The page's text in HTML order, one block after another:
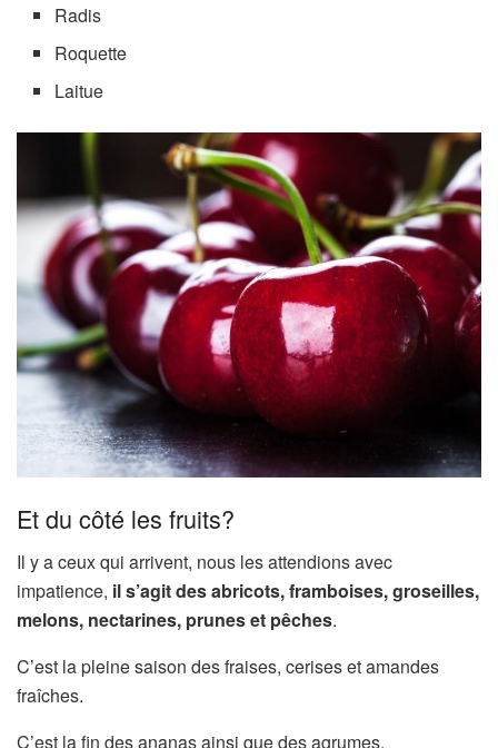
Radis
Roquette
Laitue
Et du côté les fruits?
Il y a ceux qui arrivent, nous les attendions avec
impatience, il s’agit des abricots, framboises, groseilles,
melons, nectarines, prunes et pêches.
C’est la pleine saison des fraises, cerises et amandes
fraîches.
C’est la fin des ananas ainsi que des agrumes,